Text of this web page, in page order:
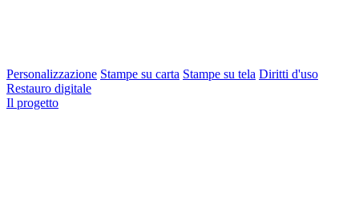
Personalizzazione Stampe su carta Stampe su tela Diritti d'uso
Restauro digitale
Il progetto